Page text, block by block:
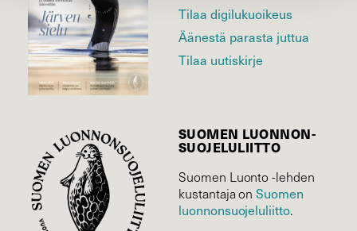
Tilaa digilukuoikeus
Äänestä parasta juttua
Tilaa uutiskirje
SUOMEN LUONNON­
SUOJELU­LIITTO
Suomen Luonto -lehden
kustantaja onSuomen
luonnonsuojelu­liitto.